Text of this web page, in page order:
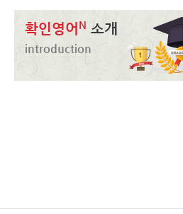
확인영어 N 소개
introduction